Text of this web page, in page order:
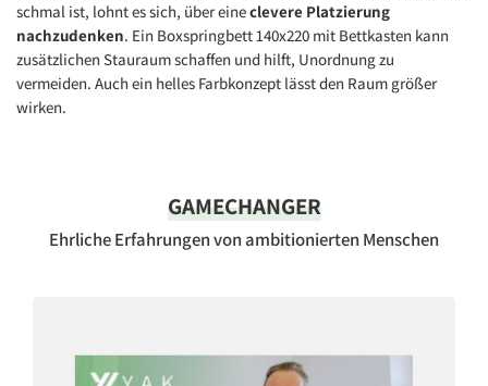
schmal ist, lohnt es sich, über eineclevere Platzierung
nachzudenken. Ein Boxspringbett 140x220 mit Bettkasten kann
zusätzlichen Stauraum schaffen und hilft, Unordnung zu
vermeiden. Auch ein helles Farbkonzept lässt den Raum größer
wirken.
GAMECHANGER
Ehrliche Erfahrungen von ambitionierten Menschen